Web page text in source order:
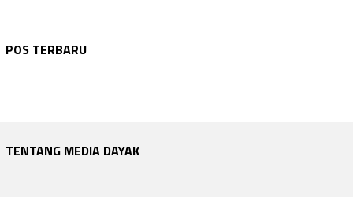
POS TERBARU
Gubernur Sambut Menkopolkam, Perkuat Kes…
Pasokan BBM Bertambah, Antrean di SPBU K…
DPRD KAB. GUNUNG MAS
Anggota DPRD Sahriah Sebut Sekolah Rakya…
GUNUNG MAS
GUNUNG MAS
TENTANG MEDIA DAYAK